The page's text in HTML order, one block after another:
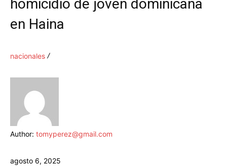
homicidio de joven dominicana
en Haina
nacionales
Author: tomyperez@gmail.com
agosto 6, 2025